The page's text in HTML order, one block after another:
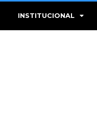
INSTITUCIONAL